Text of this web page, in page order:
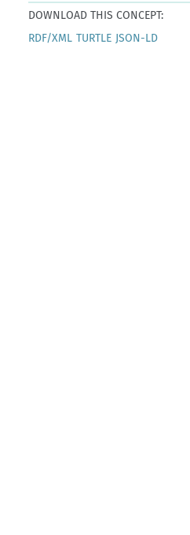
DOWNLOAD THIS CONCEPT:
RDF/XML TURTLE JSON-LD